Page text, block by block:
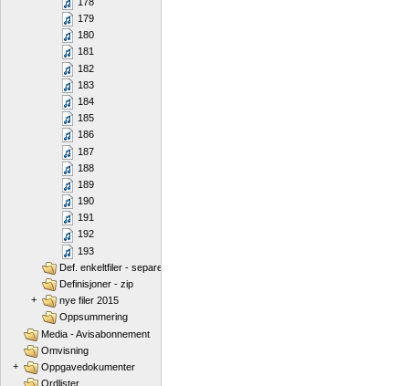
179
180
181
182
183
184
185
186
187
188
189
190
191
192
193
Def. enkeltfiler - separert
Definisjoner - zip
+
nye filer 2015
Oppsummering
Media - Avisabonnement
Omvisning
+
Oppgavedokumenter
Ordlister